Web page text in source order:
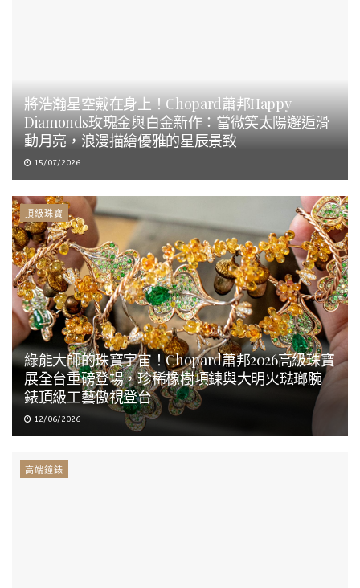
將浩瀚星空戴在身上！Chopard蕭邦Happy
Diamonds玫瑰金與白金新作：當微笑太陽邂逅滑
動月亮，浪漫描繪優雅的星辰景致
15/07/2026
頂級珠寶
綠能大師的珠寶宇宙！Chopard蕭邦2026高級珠寶
展全台重磅登場，珍稀橡樹項鍊與大明火琺瑯腕
錶頂級工藝傲視登台
12/06/2026
高端鐘錶